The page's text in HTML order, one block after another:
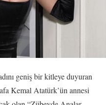
geniş bir kitleye duyuran
Kemal Atatürk’ün annesi